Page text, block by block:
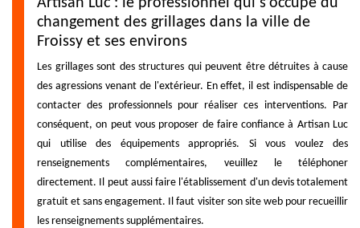
changement des grillages dans la ville de
Froissy et ses environs
Les grillages sont des structures qui peuvent être détruites à cause
des agressions venant de l'extérieur. En effet, il est indispensable de
contacter des professionnels pour réaliser ces interventions. Par
conséquent, on peut vous proposer de faire confiance à Artisan Luc
qui utilise des équipements appropriés. Si vous voulez des
renseignements complémentaires, veuillez le téléphoner
directement. Il peut aussi faire l'établissement d'un devis totalement
gratuit et sans engagement. Il faut visiter son site web pour recueillir
les renseignements supplémentaires.